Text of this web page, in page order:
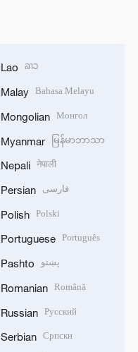
Lao ລາວ
Malay Bahasa Melayu
Mongolian Монгол
Myanmar မြန်မာဘာသာ
Nepali नेपाली
Persian فارسی
Polish Polski
Portuguese Português
Pashto پښتو
Romanian Română
Russian Русский
Serbian Српски